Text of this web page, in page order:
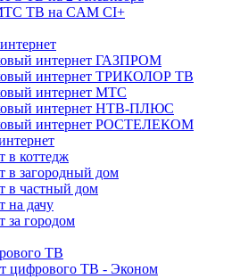
ТВ на CAM CI+
интернет ГАЗПРОМ
интернет ТРИКОЛОР ТВ
интернет МТС
интернет НТВ-ПЛЮС
интернет РОСТЕЛЕКОМ
в коттедж
в загородный дом
в частный дом
на дачу
за городом
ТВ
цифрового ТВ - Эконом